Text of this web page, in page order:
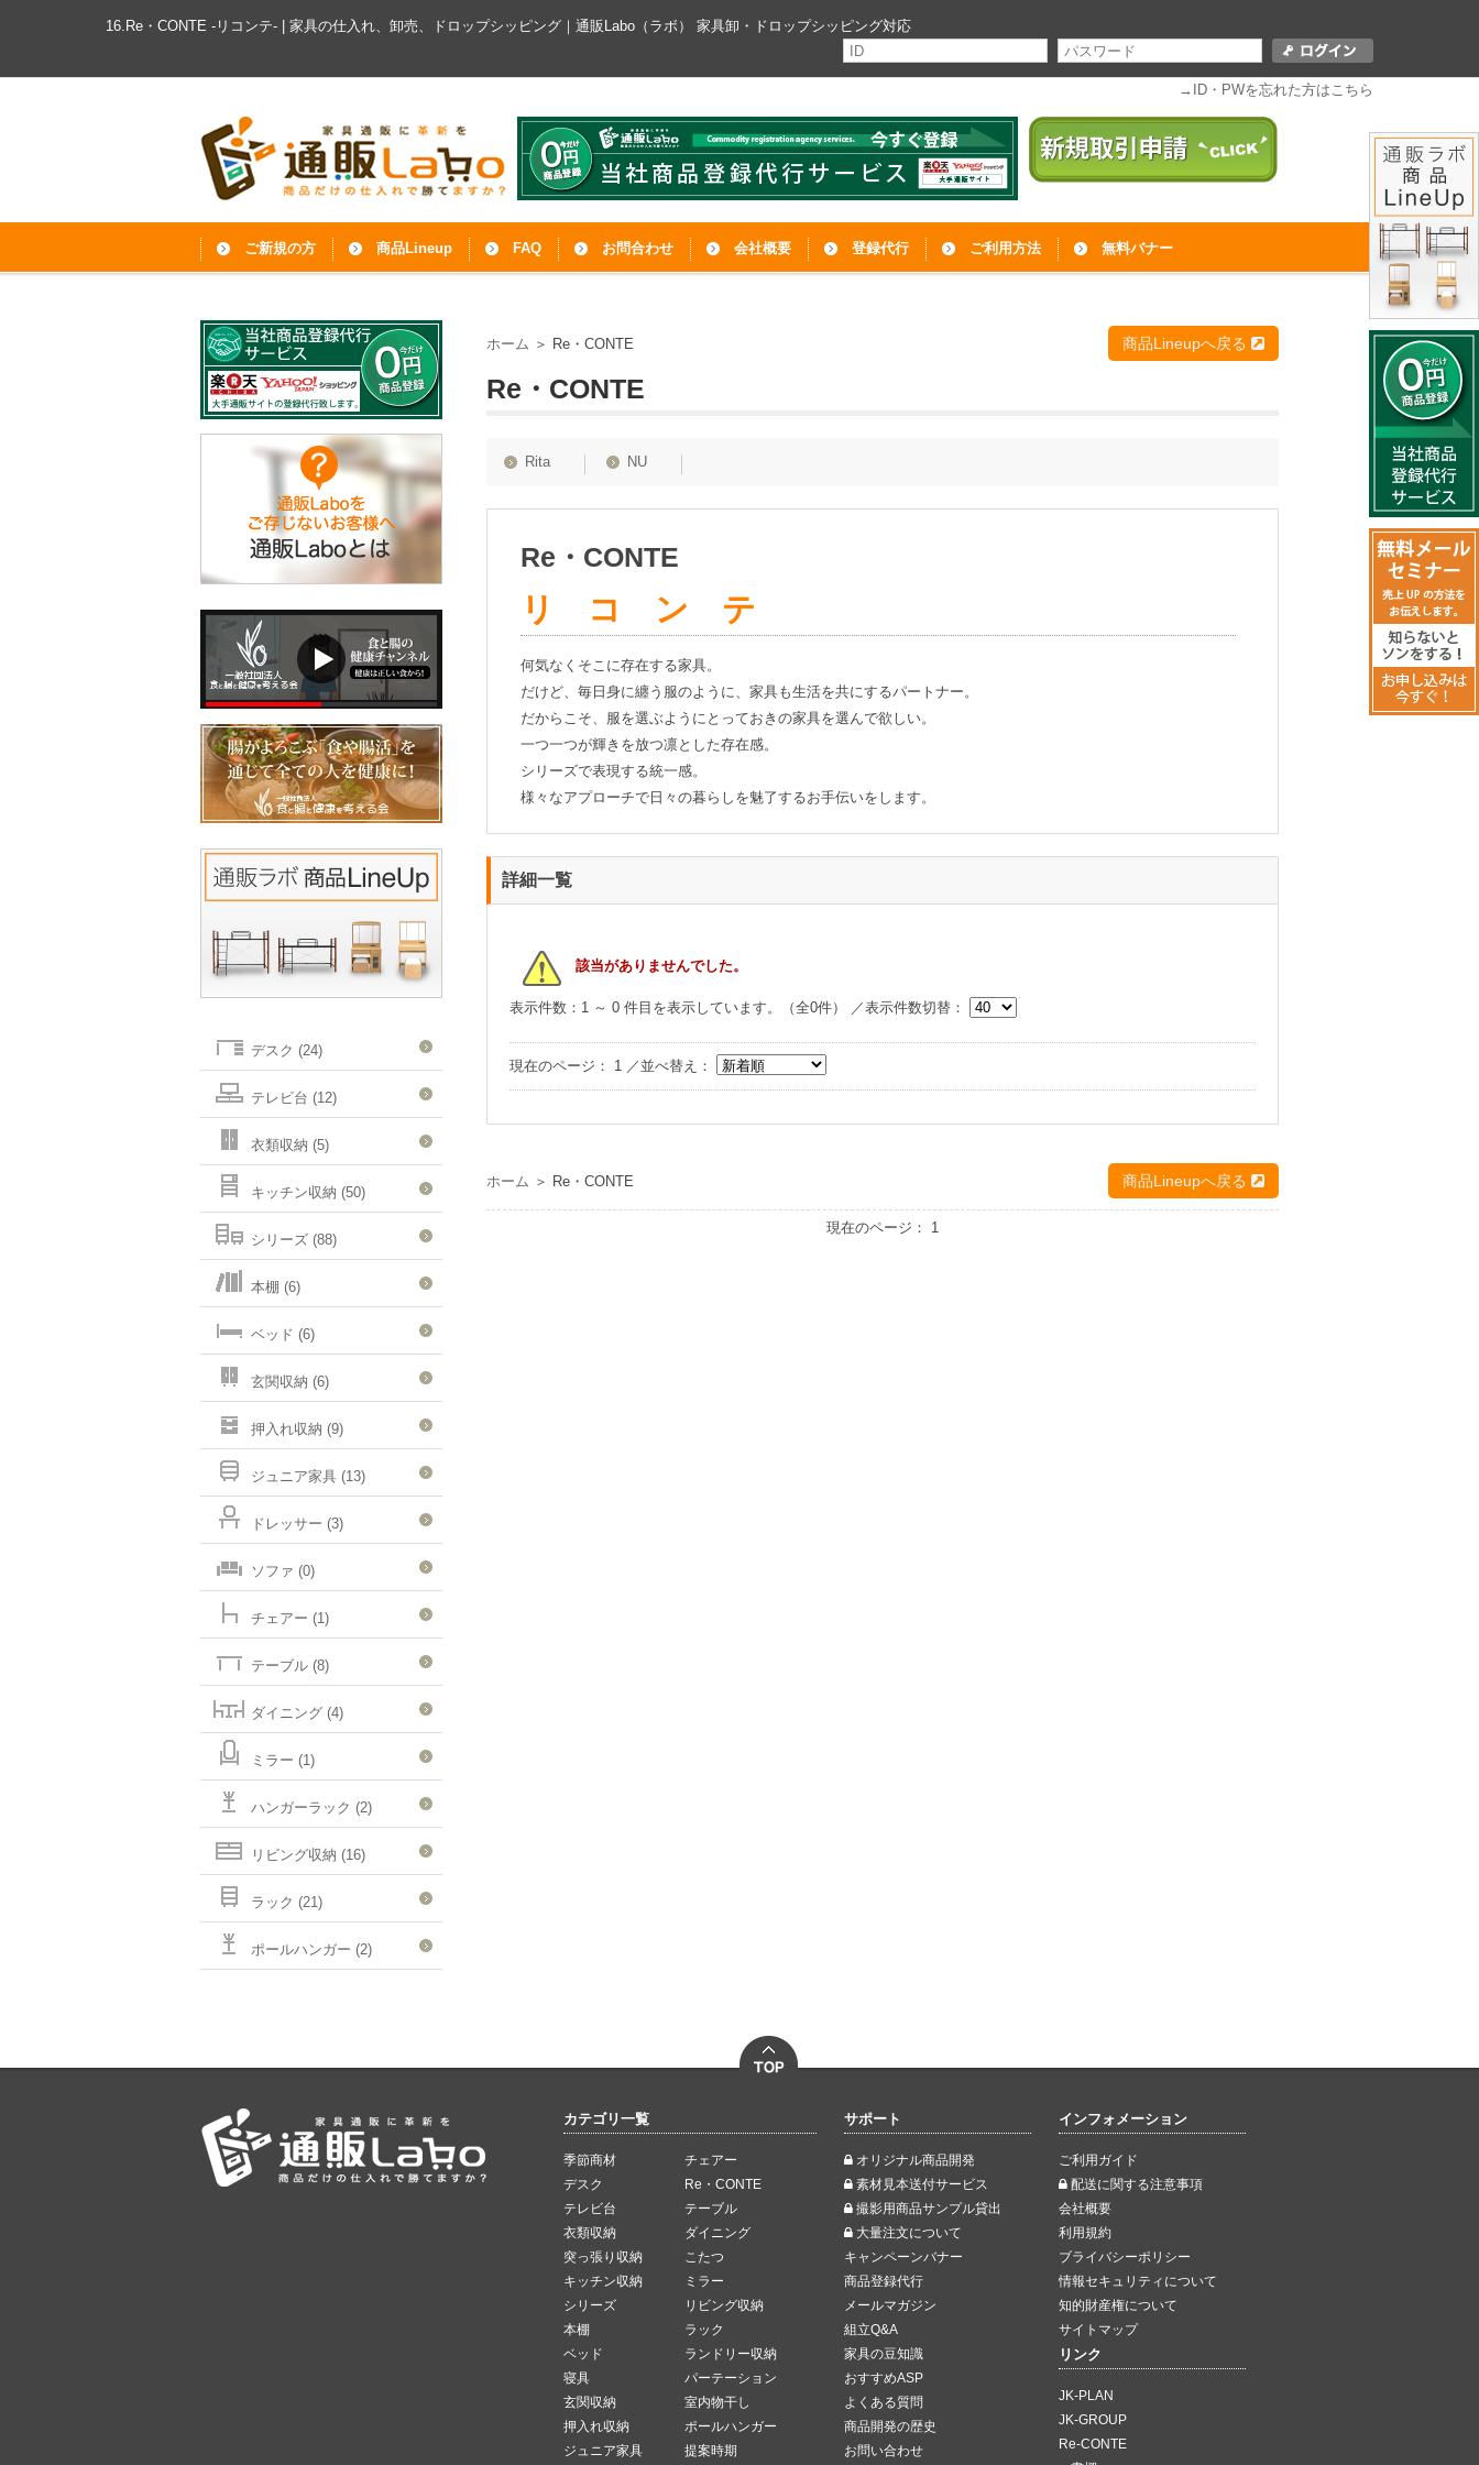
16.Re・CONTE -リコンテ- | 家具の仕入れ、卸売、ドロップシッピング｜通販Labo（ラボ） 家具卸・ドロップシッピング対応
→ID・PWを忘れた方はこちら
ご新規の方 商品Lineup FAQ お問合わせ 会社概要 登録代行 ご利用方法 無料バナー
ホーム ＞ Re・CONTE 商品Lineupへ戻る
Re・CONTE
Rita NU
Re・CONTE
リコンテ
何気なくそこに存在する家具。
だけど、毎日身に纏う服のように、家具も生活を共にするパートナー。
だからこそ、服を選ぶようにとっておきの家具を選んで欲しい。
一つ一つが輝きを放つ凛とした存在感。
シリーズで表現する統一感。
様々なアプローチで日々の暮らしを魅了するお手伝いをします。
詳細一覧
該当がありませんでした。
表示件数：1 ～ 0 件目を表示しています。（全0件） ／表示件数切替：
現在のページ： 1 ／並べ替え：
ホーム ＞ Re・CONTE 商品Lineupへ戻る
現在のページ： 1
デスク (24)
テレビ台 (12)
衣類収納 (5)
キッチン収納 (50)
シリーズ (88)
本棚 (6)
ベッド (6)
玄関収納 (6)
押入れ収納 (9)
ジュニア家具 (13)
ドレッサー (3)
ソファ (0)
チェアー (1)
テーブル (8)
ダイニング (4)
ミラー (1)
ハンガーラック (2)
リビング収納 (16)
ラック (21)
ポールハンガー (2)
カテゴリ一覧
季節商材
チェアー
デスク
Re・CONTE
テレビ台
テーブル
衣類収納
ダイニング
突っ張り収納
こたつ
キッチン収納
ミラー
シリーズ
リビング収納
本棚
ラック
ベッド
ランドリー収納
寝具
パーテーション
玄関収納
室内物干し
押入れ収納
ポールハンガー
ジュニア家具
提案時期
サポート
オリジナル商品開発
素材見本送付サービス
撮影用商品サンプル貸出
大量注文について
キャンペーンバナー
商品登録代行
メールマガジン
組立Q&A
家具の豆知識
おすすめASP
よくある質問
商品開発の歴史
お問い合わせ
インフォメーション
ご利用ガイド
配送に関する注意事項
会社概要
利用規約
ブライバシーポリシー
情報セキュリティについて
知的財産権について
サイトマップ
リンク
JK-PLAN
JK-GROUP
Re-CONTE